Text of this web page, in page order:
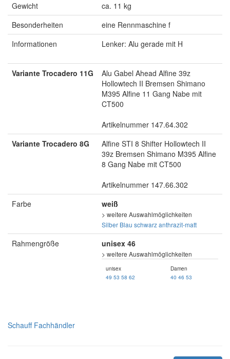
Gewicht
ca. 11 kg
Besonderheiten
eine Rennmaschine f
Informationen
Lenker: Alu gerade mit H
Variante Trocadero 11G
Alu Gabel Ahead Alfine 39z
Hollowtech II Bremsen Shimano
M395 Alfine 11 Gang Nabe mit
CT500
Artikelnummer 147.64.302
Variante Trocadero 8G
Alfine STI 8 Shifter Hollowtech II
39z Bremsen Shimano M395 Alfine
8 Gang Nabe mit CT500
Artikelnummer 147.66.302
Farbe
weiß
> weitere Auswahlmöglichkeiten
Silber Blau schwarzanthrazit-matt
Rahmengröße unisex 46
> weitere Auswahlmöglichkeiten
unisex
49 53 58 62
Damen
40 46 53
Schauff Fachhändler